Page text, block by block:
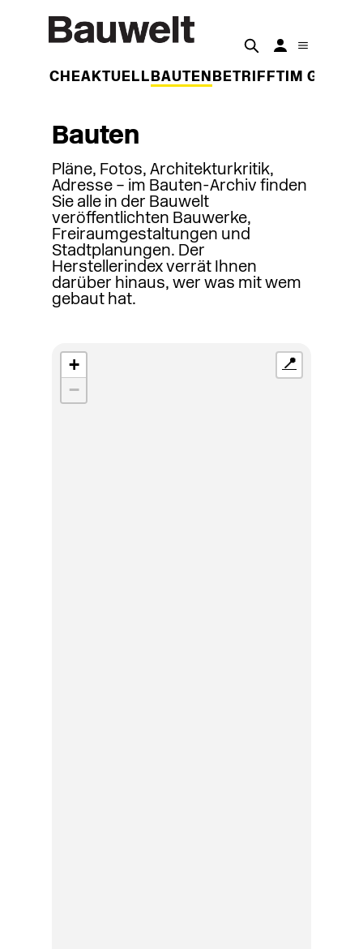
WOCHEAKTUELL BAUTEN BETRIFFT IM
Bauten
Pläne, Fotos, Architekturkritik,
Adresse – im Bauten-Archiv finden
Sie alle in der Bauwelt
veröffentlichten Bauwerke,
Freiraumgestaltungen und
Stadtplanungen. Der
Herstellerindex verrät Ihnen
darüber hinaus, wer was mit wem
gebaut hat.
+
−
📍